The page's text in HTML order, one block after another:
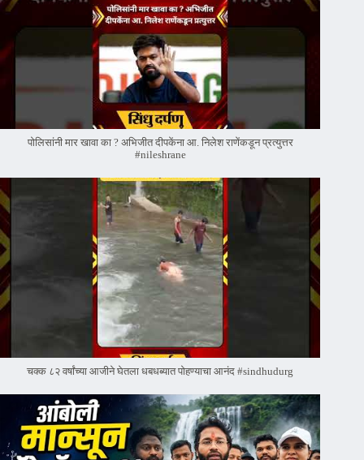
पोलिसांनी मार खावा का ? अभिजीत दीपकेंना आ. निलेश राणेंकडून प्रत्युत्तर
#nileshrane
चक्क ८२ वर्षांच्या आजीने घेतला धबधब्यात पोहण्याचा आनंद #sindhudurg